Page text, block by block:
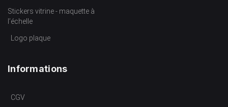
Stickers vitrine - maquette à
l’échelle
Logo plaque
Informations
CGV